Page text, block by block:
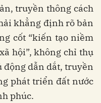
truyền thông cách
khẳng định rõ bản
cốt “kiến tạo niềm
hội”, không chỉ thụ
động dẫn dắt, truyền
phát triển đất nước
phúc.